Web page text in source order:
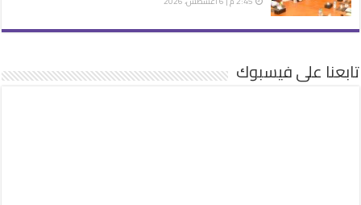
تابعنا على فيسبوك